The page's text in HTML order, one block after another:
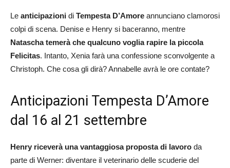
Le anticipazioni di Tempesta D’Amore annunciano clamorosi
colpi di scena. Denise e Henry si baceranno, mentre
Natascha temerà che qualcuno voglia rapire la piccola
Felicitas. Intanto, Xenia farà una confessione sconvolgente a
Christoph. Che cosa gli dirà? Annabelle avrà le ore contate?
Anticipazioni Tempesta D’Amore
dal 16 al 21 settembre
Henry riceverà una vantaggiosa proposta di lavoro da
parte di Werner: diventare il veterinario delle scuderie del